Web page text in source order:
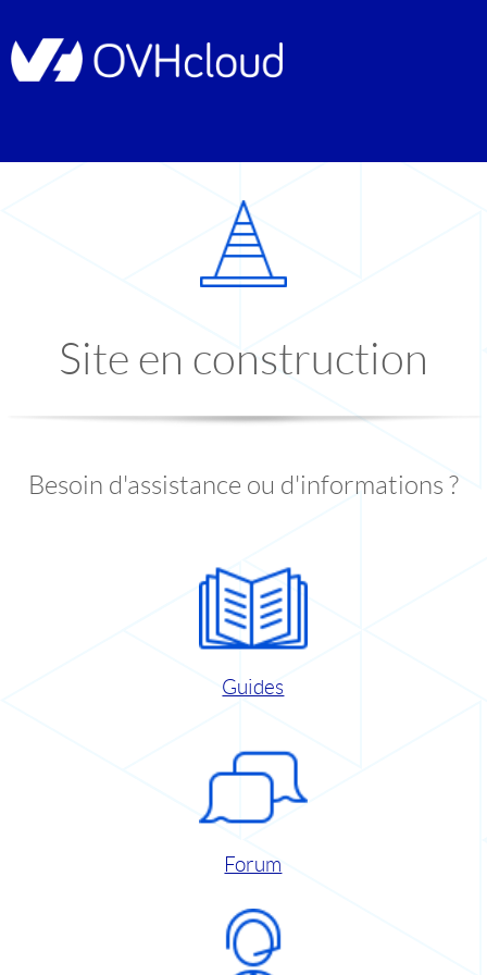
Site en construction
Besoin d'assistance ou d'informations ?
Guides
Forum